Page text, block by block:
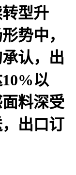
型升
势中，
认，出
以
料深受
出口订